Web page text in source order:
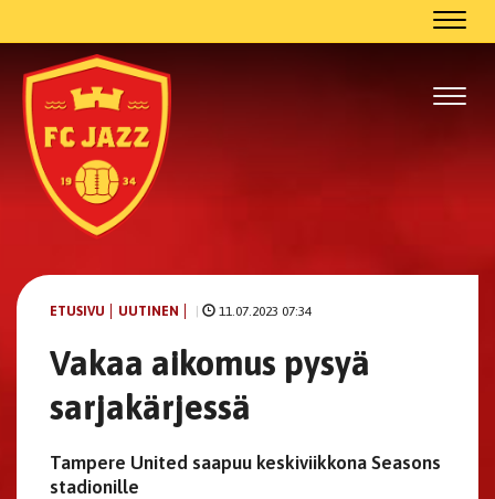
ETUSIVU UUTINEN 11.07.2023 07:34
Vakaa aikomus pysyä
sarjakärjessä
Tampere United saapuu keskiviikkona Seasons
stadionille